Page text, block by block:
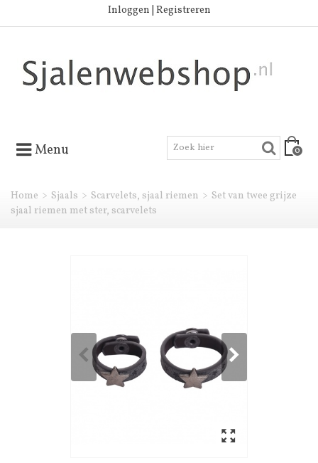
Inloggen | Registreren
Menu 0
Home > Sjaals > Scarvelets, sjaal riemen > Set van twee grijze
sjaal riemen met ster, scarvelets